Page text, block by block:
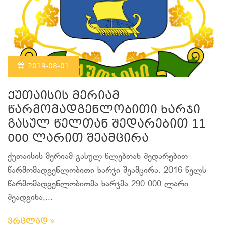
2019-08-01
ქუთაისის მერიამ
წარმომადგენლობითი ხარჯი
გასულ წელთან შედარებით 11
000 ლარით შეამცირა
ქუთაისის მერიამ გასულ წლებთან შედარებით
წარმომადგენლობითი ხარჯი შეამცირა. 2016 წელს
წარმომადგენლობითმა ხარჯმა 290 000 ლარი
შეადგინა,...
ვრცლად